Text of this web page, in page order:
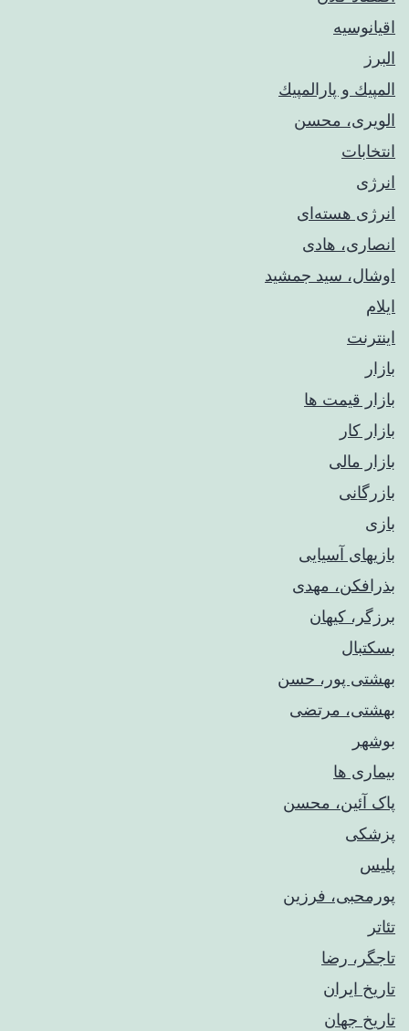
اقیانوسیه
البرز
المپيك و پارالمپيك
الویری، محسن
انتخابات
انرژی
انرژی هسته‌ای
انصاری، هادی
اوشال، سید جمشید
ایلام
اینترنت
بازار
بازار قیمت ها
بازار کار
بازار مالی
بازرگانی
بازی
بازیهای آسیایی
بذرافکن، مهدی
برزگر، کیهان
بسکتبال
بهشتی پور، حسن
بهشتی، مرتضی
بوشهر
بیماری ها
پاک آئین، محسن
پزشکی
پلیس
پورمحبی، فرزین
تئاتر
تاجگر، رضا
تاریخ ایران
تاریخ جهان